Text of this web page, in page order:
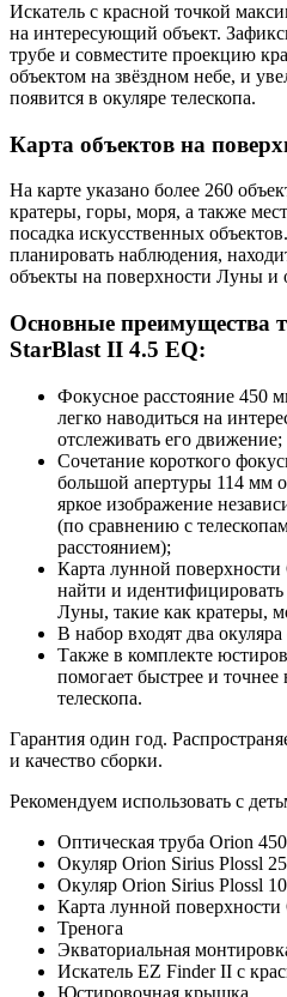
Искатель с красной точкой
на интересующий объект.
трубе и совместите проекцию
объектом на звёздном небе, и
появится в окуляре телескопа.
Карта объектов на
На карте указано более 260
кратеры, горы, моря, а также
посадка искусственных
планировать наблюдения,
объекты на поверхности Луны и
Основные преимущества
StarBlast II 4.5 EQ:
Фокусное расстояние 450
легко наводиться на
отслеживать его движение;
Сочетание короткого
большой апертуры 114 мм
яркое изображение
(по сравнению с
расстоянием);
Карта лунной
найти и
Луны, такие как кратеры,
В набор входят два
Также в комплекте
помогает быстрее и
телескопа.
Гарантия один год.
и качество сборки.
Рекомендуем использовать с
Оптическая труба Orion
Окуляр Orion Sirius Plossl
Окуляр Orion Sirius Plossl
Карта лунной
Тренога
Экваториальная
Искатель EZ Finder II с
Юстировочная крышка